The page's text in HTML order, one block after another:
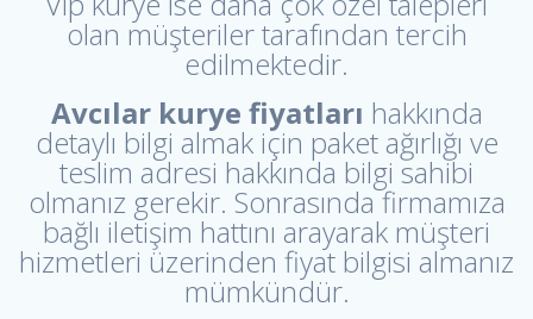
olan müşteriler tarafından tercih
edilmektedir.
Avcılar kurye fiyatları hakkında
detaylı bilgi almak için paket ağırlığı ve
teslim adresi hakkında bilgi sahibi
olmanız gerekir. Sonrasında firmamıza
bağlı iletişim hattını arayarak müşteri
hizmetleri üzerinden fiyat bilgisi almanız
mümkündür.